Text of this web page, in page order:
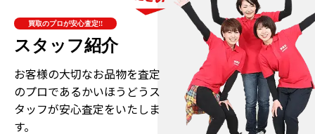
買取のプロが安心査定!!
スタッフ紹介
お客様の大切なお品物を査定
のプロであるかいほうどうス
タッフが安心査定をいたしま
す。